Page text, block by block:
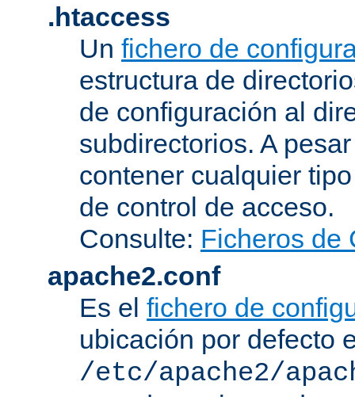
.htaccess
Un fichero de
estructura de
de configuración al
subdirectorios. A
contener cualquier
de control de acceso.
Consulte: Ficheros de
apache2.conf
Es el fichero de
ubicación por defecto
/etc/apache2/